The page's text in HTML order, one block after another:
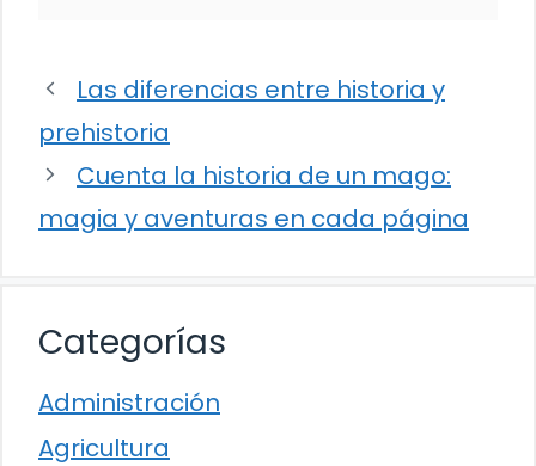
Las diferencias entre historia y
prehistoria
Cuenta la historia de un mago:
magia y aventuras en cada página
Categorías
Administración
Agricultura